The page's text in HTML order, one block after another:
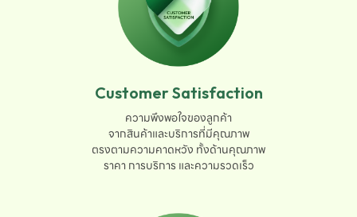
Customer Satisfaction
ความพึงพอใจของลูกค้า
จากสินค้าและบริการที่มีคุณภาพ
ตรงตามความคาดหวัง ทั้งด้านคุณภาพ
ราคา การบริการ และความรวดเร็ว